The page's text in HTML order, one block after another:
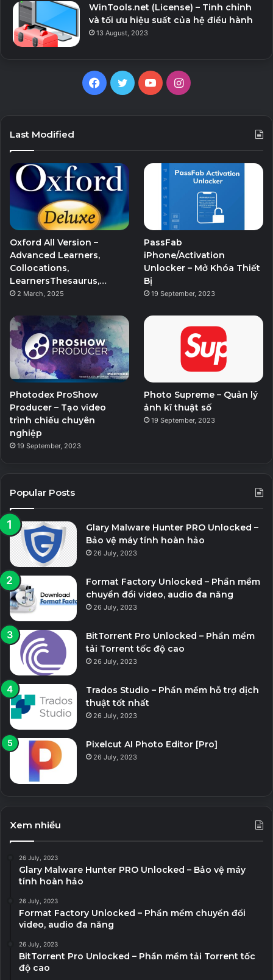
WinTools.net (License) – Tinh chỉnh
và tối ưu hiệu suất của hệ điều hành
13 August, 2023
Facebook
TwitterYouTubeInstagram
Last Modified
Oxford All Version –
Advanced Learners,
Collocations,
LearnersThesaurus,…
2 March, 2025
PassFab
iPhone/Activation
Unlocker – Mở Khóa Thiết
Bị
19 September, 2023
Photodex ProShow
Producer – Tạo video
trình chiếu chuyên
nghiệp
19 September, 2023
Photo Supreme – Quản lý
ảnh kĩ thuật số
19 September, 2023
Popular Posts
Glary Malware Hunter PRO Unlocked –
Bảo vệ máy tính hoàn hảo
26 July, 2023
Format Factory Unlocked – Phần mềm
chuyển đổi video, audio đa năng
26 July, 2023
BitTorrent Pro Unlocked – Phần mềm
tải Torrent tốc độ cao
26 July, 2023
Trados Studio – Phần mềm hỗ trợ dịch
thuật tốt nhất
26 July, 2023
Pixelcut AI Photo Editor [Pro]
26 July, 2023
Xem nhiều
26 July, 2023
Glary Malware Hunter PRO Unlocked – Bảo vệ máy
tính hoàn hảo
26 July, 2023
Format Factory Unlocked – Phần mềm chuyển đổi
video, audio đa năng
26 July, 2023
BitTorrent Pro Unlocked – Phần mềm tải Torrent tốc
độ cao